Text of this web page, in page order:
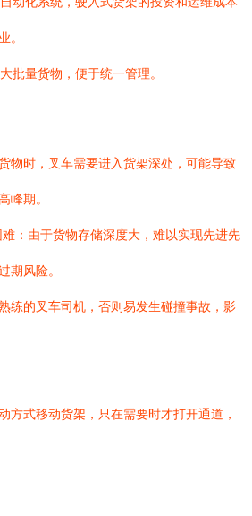
。
批量货物，便于统一管理。
物时，叉车需要进入货架深处，可能导致
峰期。
：由于货物存储深度大，难以实现先进先
期风险。
练的叉车司机，否则易发生碰撞事故，影
方式移动货架，只在需要时才打开通道，